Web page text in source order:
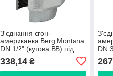
З'єднання сгон-
американка Berg Montana
DN 1/2" (кутова ВВ) під
9525003
338,14₴
DN